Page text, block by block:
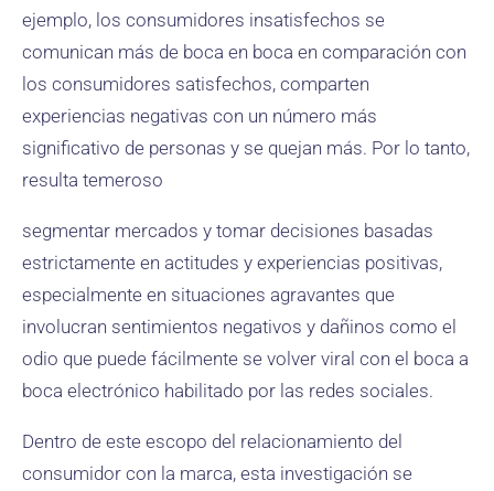
ejemplo, los consumidores insatisfechos se
comunican más de boca en boca en comparación con
los consumidores satisfechos, comparten
experiencias negativas con un número más
significativo de personas y se quejan más. Por lo tanto,
resulta temeroso
segmentar mercados y tomar decisiones basadas
estrictamente en actitudes y experiencias positivas,
especialmente en situaciones agravantes que
involucran sentimientos negativos y dañinos como el
odio que puede fácilmente se volver viral con el boca a
boca electrónico habilitado por las redes sociales.
Dentro de este escopo del relacionamiento del
consumidor con la marca, esta investigación se